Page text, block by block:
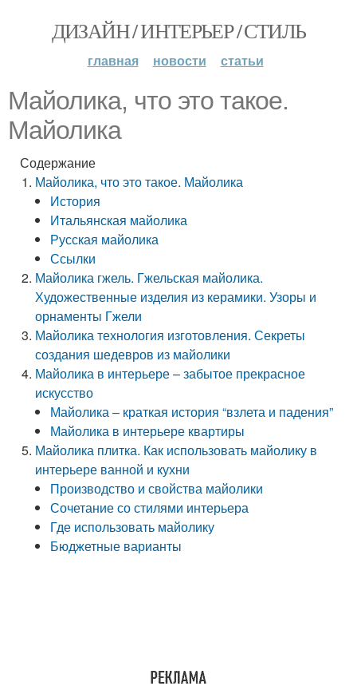
ДИЗАЙН / ИНТЕРЬЕР / СТИЛЬ
главная новости статьи
Майолика, что это такое.
Майолика
Содержание
Майолика, что это такое. Майолика
История
Итальянская майолика
Русская майолика
Ссылки
Майолика гжель. Гжельская майолика.
Художественные изделия из керамики. Узоры и
орнаменты Гжели
Майолика технология изготовления. Секреты
создания шедевров из майолики
Майолика в интерьере – забытое прекрасное
искусство
Майолика – краткая история “взлета и падения”
Майолика в интерьере квартиры
Майолика плитка. Как использовать майолику в
интерьере ванной и кухни
Производство и свойства майолики
Сочетание со стилями интерьера
Где использовать майолику
Бюджетные варианты